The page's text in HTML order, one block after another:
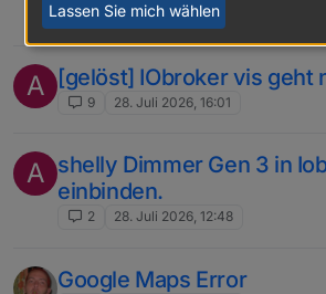
12
29. Juli 2026, 06:39
A [gelöst] IObroker vis geht
9 28. Juli 2026, 16:01
A shelly Dimmer Gen 3 in
einbinden.
2 28. Juli 2026, 12:48
Google Maps Error
Lassen Sie mich wählen